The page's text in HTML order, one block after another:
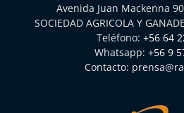
Avenida Juan Mackenna
SOCIEDAD AGRICOLA Y
Teléfono: +56 64
Whatsapp: +56 9
Contacto: